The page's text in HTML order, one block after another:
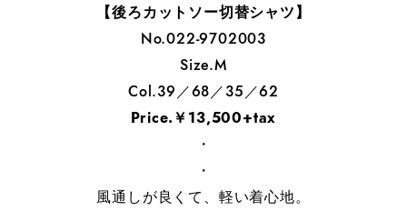
【後ろカットソー切替シャツ】
No.022-9702003
Size.M
Col.39／68／35／62
Price.￥13,500+tax
・
・
風通しが良くて、軽い着心地。